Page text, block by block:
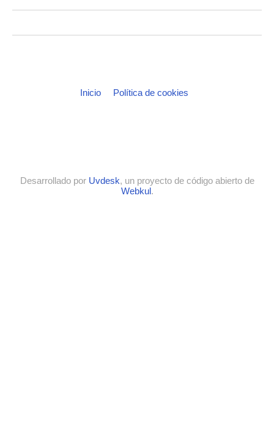
Inicio Política de cookies
Desarrollado por Uvdesk, un proyecto de código abierto de
Webkul.